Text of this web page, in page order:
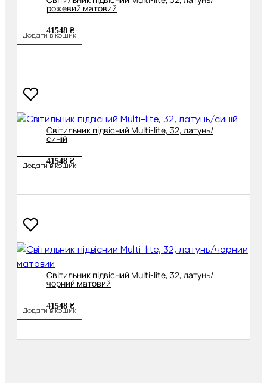
рожевий матовий
41548 ₴
Додати в кошик
Cвітильник підвісний Multi-lite, 32, латунь/
синій
41548 ₴
Додати в кошик
Cвітильник підвісний Multi-lite, 32, латунь/
чорний матовий
41548 ₴
Додати в кошик